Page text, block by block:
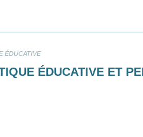
ÉDUCATIVE
ÉDUCATIVE ET